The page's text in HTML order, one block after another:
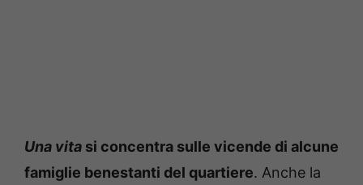
Una vita si concentra sulle vicende di alcune
famiglie benestanti del quartiere. Anche la